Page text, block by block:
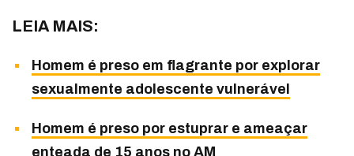
LEIA MAIS:
Homem é preso em flagrante por explorar
sexualmente adolescente vulnerável
Homem é preso por estuprar e ameaçar
enteada de 15 anos no AM